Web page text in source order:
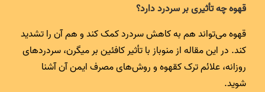
قهوه چه تأثیری بر سردرد دارد؟
قهوه می‌تواند هم به کاهش سردرد کمک کند و هم آن را تشدید
کند. در این مقاله از منوباز با تأثیر کافئین بر میگرن، سردردهای
روزانه، علائم ترک کقهوه و روش‌های مصرف ایمن آن آشنا
شوید.